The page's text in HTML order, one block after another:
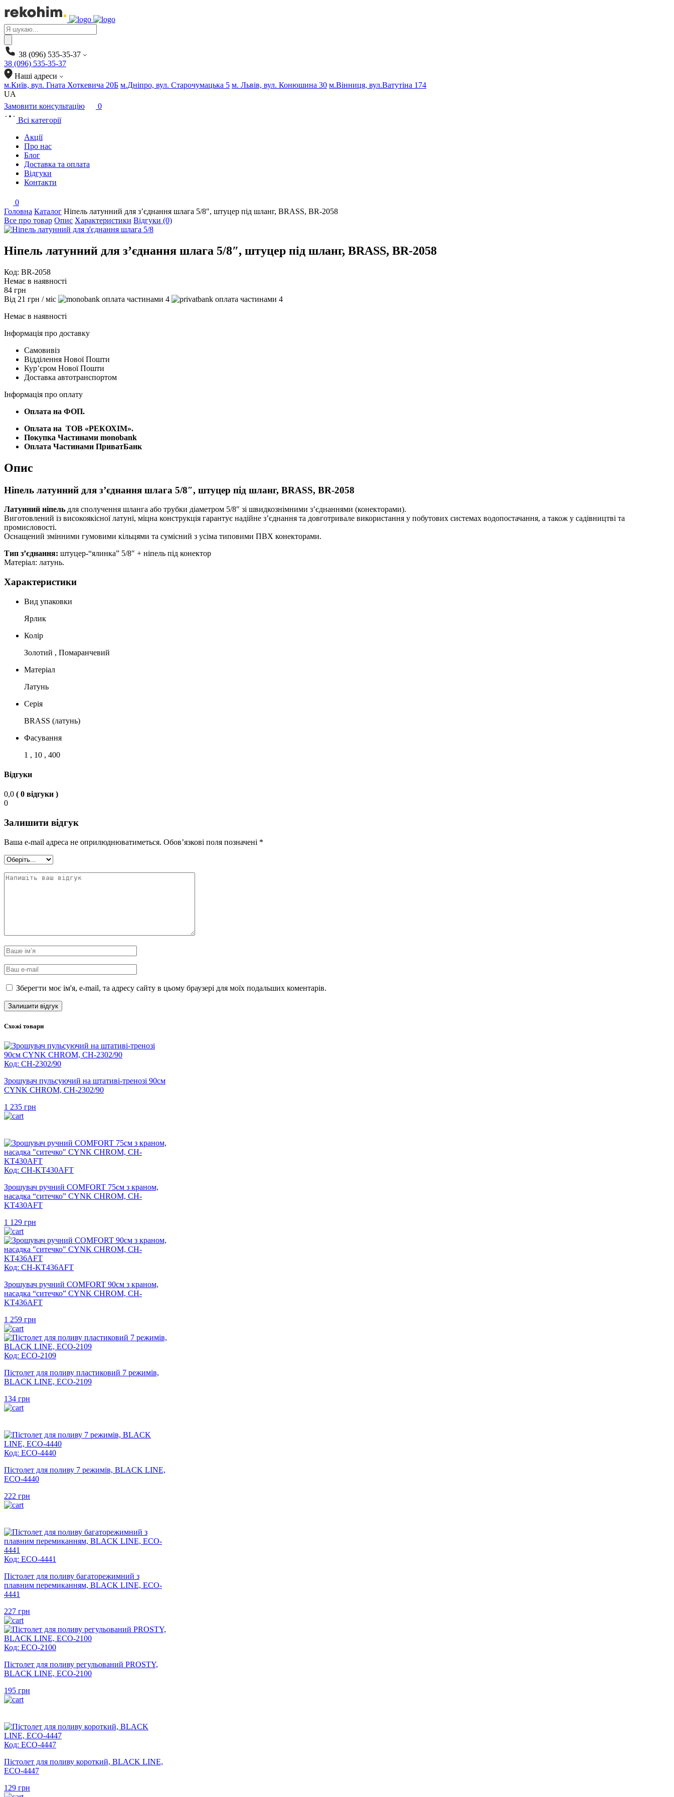
Products
search
38 (096) 535-35-37
38 (096) 535-35-37
Наші адреси
м.Київ, вул. Гната Хоткевича 20Б м.Дніпро, вул. Старочумацька 5 м. Львів, вул. Конюшина 30 м.Вінниця, вул.Ватутіна 174
UA
Замовити консультацію
0
Всі категорії
Акції
Про нас
Блог
Доставка та оплата
Відгуки
Контакти
0
Головна Каталог Ніпель латунний для з’єднання шлага 5/8″, штуцер під шланг, BRASS, BR-2058
Все про товар Опис Характеристики Відгуки (0)
Ніпель латунний для з’єднання шлага 5/8″, штуцер під шланг, BRASS, BR-2058
Код: BR-2058
Немає в наявності
84 грн
Від 21 грн / міс 4
4
Немає в наявності
Інформація про доставку
Самовивіз
Відділення Нової Пошти
Курʼєром Нової Пошти
Доставка автотранспортом
Інформація про оплату
Оплата на ФОП.
Оплата на ТОВ «РЕКОХІМ».
Покупка Частинами monobank
Оплата Частинами ПриватБанк
Опис
Ніпель латунний для з’єднання шлага 5/8″, штуцер під шланг, BRASS, BR-2058
Латунний ніпель для сполучення шланга або трубки діаметром 5/8″ зі швидкознімними з’єднаннями (конекторами).
Виготовлений із високоякісної латуні, міцна конструкція гарантує надійне з’єднання та довготривале використання у побутових системах водопостачання, а також у садівництві та
промисловості.
Оснащений змінними гумовими кільцями та сумісний з усіма типовими ПВХ конекторами.
Тип з’єднання: штуцер-“ялинка” 5/8″ + ніпель під конектор
Матеріал: латунь.
Характеристики
Вид упаковки
Ярлик
Колір
Золотий , Помаранчевий
Матеріал
Латунь
Серія
BRASS (латунь)
Фасування
1 , 10 , 400
Відгуки
0,0 ( 0 відгуки )
0
Залишити відгук
Ваша e-mail адреса не оприлюднюватиметься. Обов’язкові поля позначені *
Зберегти моє ім'я, e-mail, та адресу сайту в цьому браузері для моїх подальших коментарів.
Схожі товари
Код: CH-2302/90
Зрошувач пульсуючий на штативі-тренозі 90см
CYNK CHROM, CH-2302/90
1 235 грн
Код: CH-KT430AFT
Зрошувач ручний COMFORT 75см з краном,
насадка “ситечко” CYNK CHROM, CH-
KT430AFT
1 129 грн
Код: CH-KT436AFT
Зрошувач ручний COMFORT 90см з краном,
насадка “ситечко” CYNK CHROM, CH-
KT436AFT
1 259 грн
Код: ECO-2109
Пістолет для поливу пластиковий 7 режимів,
BLACK LINE, ECO-2109
134 грн
Код: ECO-4440
Пістолет для поливу 7 режимів, BLACK LINE,
ECO-4440
222 грн
Код: ECO-4441
Пістолет для поливу багаторежимний з
плавним перемиканням, BLACK LINE, ECO-
4441
227 грн
Код: ECO-2100
Пістолет для поливу регульований PROSTY,
BLACK LINE, ECO-2100
195 грн
Код: ECO-4447
Пістолет для поливу короткий, BLACK LINE,
ECO-4447
129 грн